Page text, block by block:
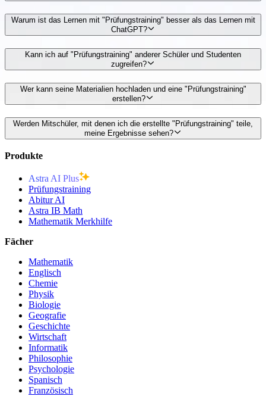
Warum ist das Lernen mit "Prüfungstraining" besser als das Lernen mit
ChatGPT?
Kann ich auf "Prüfungstraining" anderer Schüler und Studenten
zugreifen?
Wer kann seine Materialien hochladen und eine "Prüfungstraining"
erstellen?
Werden Mitschüler, mit denen ich die erstellte "Prüfungstraining" teile,
meine Ergebnisse sehen?
Produkte
Astra AI Plus
Prüfungstraining
Abitur AI
Astra IB Math
Mathematik Merkhilfe
Fächer
Mathematik
Englisch
Chemie
Physik
Biologie
Geografie
Geschichte
Wirtschaft
Informatik
Philosophie
Psychologie
Spanisch
Französisch